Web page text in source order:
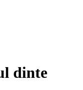
dinte